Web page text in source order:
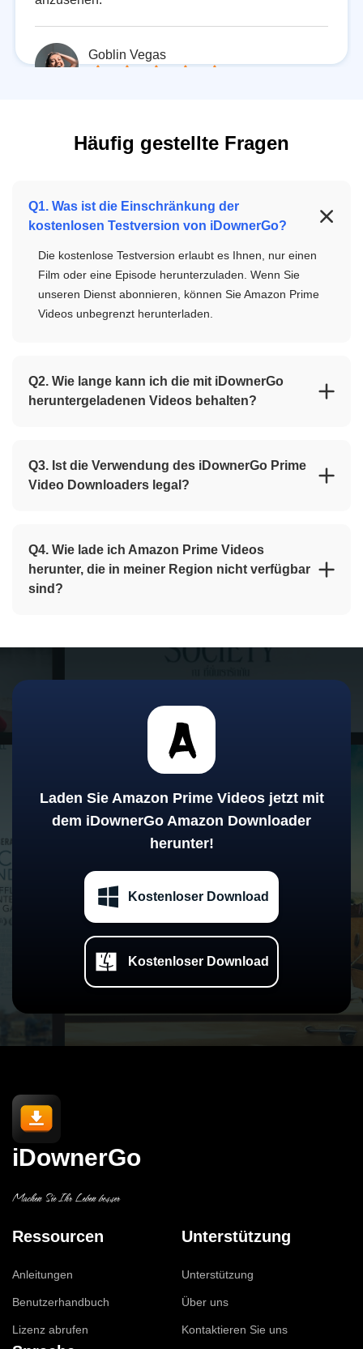
anzusehen.
Goblin Vegas
Häufig gestellte Fragen
Q1. Was ist die Einschränkung der
kostenlosen Testversion von iDownerGo?
Die kostenlose Testversion erlaubt es Ihnen, nur einen
Film oder eine Episode herunterzuladen. Wenn Sie
unseren Dienst abonnieren, können Sie Amazon Prime
Videos unbegrenzt herunterladen.
Q2. Wie lange kann ich die mit iDownerGo
heruntergeladenen Videos behalten?
Q3. Ist die Verwendung des iDownerGo Prime
Video Downloaders legal?
Q4. Wie lade ich Amazon Prime Videos
herunter, die in meiner Region nicht verfügbar
sind?
Laden Sie Amazon Prime Videos jetzt mit
dem iDownerGo Amazon Downloader
herunter!
Kostenloser Download
Kostenloser Download
iDownerGo
Machen Sie Ihr Leben besser
Ressourcen
Anleitungen
Benutzerhandbuch
Lizenz abrufen
Unterstützung
Unterstützung
Über uns
Kontaktieren Sie uns